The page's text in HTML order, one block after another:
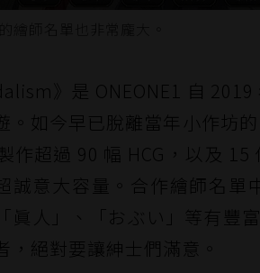
》是 ONEONE1 自
。如今早已脫離當年小作坊
作超過 90 幅 HCG，以及
誠意大容量。合作繪師名
眞人」、「おぶい」等有豐
，絕對要讓紳士們滿意。